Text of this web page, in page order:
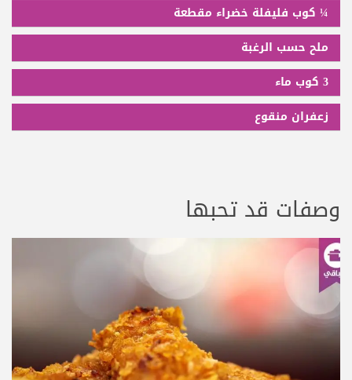
¼ كوب فليفلة خضراء مقطعة
ملح حسب الرغبة
3 كوب ماء
زعفران منقوع
وصفات قد تحبها
عرض الوصفة